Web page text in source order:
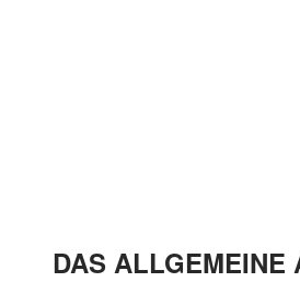
DAS ALLGEMEINE